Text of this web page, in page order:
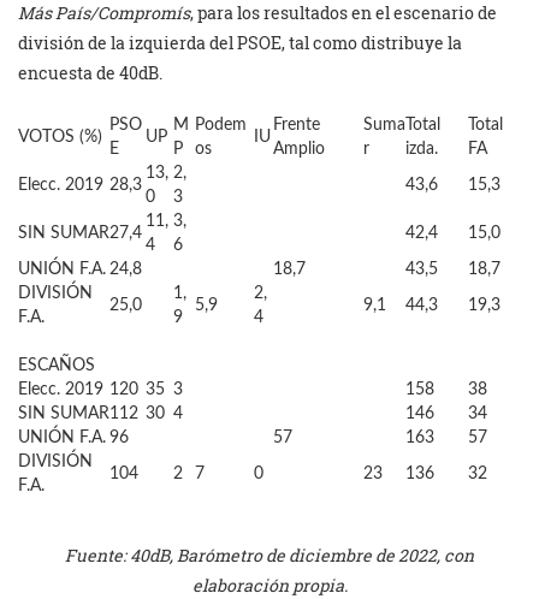
Más País/Compromís, para los resultados en el escenario de
división de la izquierda del PSOE, tal como distribuye la
encuesta de 40dB.
VOTOS (%)
PSO
E
UP
M
P
Podem
os
IU
Frente
Amplio
Suma
r
Total
izda.
Total
FA
Elecc. 2019 28,3
13,
0
2,
3
43,6 15,3
SIN SUMAR27,4
11,
4
3,
6
42,4 15,0
UNIÓN F.A. 24,8 18,7 43,5
18,7
DIVISIÓN
F.A.
25,0
1,
9
5,9
2,
4
9,1 44,3 19,3
ESCAÑOS
Elecc. 2019 120 35 3 158
38
SIN SUMAR112 30 4 146
34
UNIÓN F.A. 96 57 163
57
DIVISIÓN
F.A.
104 2 7 0 23 136 32
Fuente: 40dB, Barómetro de diciembre de 2022, con
elaboración propia.